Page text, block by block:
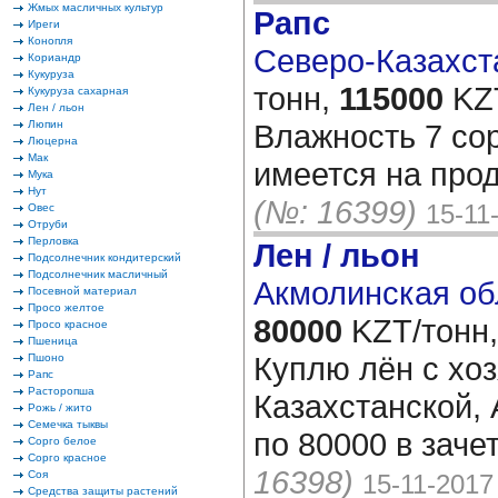
Жмых масличных культур
Иреги
Конопля
Кориандр
Кукуруза
Кукуруза сахарная
Лен / льон
Люпин
Люцерна
Мак
Мука
Нут
Овес
Отруби
Перловка
Подсолнечник кондитерский
Подсолнечник масличный
Посевной материал
Просо желтое
Просо красное
Пшеница
Пшоно
Рапс
Расторопша
Рожь / жито
Семечка тыквы
Сорго белое
Сорго красное
Соя
Средства защиты растений
Рапс
Северо-
тонн, 115000
Влажность 7
имеется на
(№: 16399) 15-
Лен / льон
Акмолинская
80000 KZT/тонн,
Куплю лён с
по 80000 в
16398) 15-11-2017